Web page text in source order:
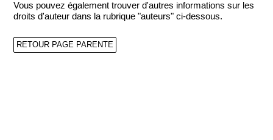
Vous pouvez également trouver d'autres informations sur les
droits d'auteur dans la rubrique "auteurs" ci-dessous.
RETOUR PAGE PARENTE